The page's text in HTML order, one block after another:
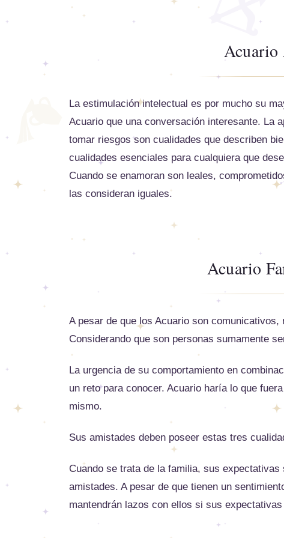
Acuario
La estimulación intelectual es por mucho su
Acuario que una conversación interesante. La
tomar riesgos son cualidades que describen
cualidades esenciales para cualquiera que
Cuando se enamoran son leales,
las consideran iguales.
Acuario
A pesar de que los Acuario son
Considerando que son personas sumamente
La urgencia de su comportamiento en
un reto para conocer. Acuario haría lo que
mismo.
Sus amistades deben poseer estas tres
Cuando se trata de la familia, sus
amistades. A pesar de que tienen un
mantendrán lazos con ellos si sus